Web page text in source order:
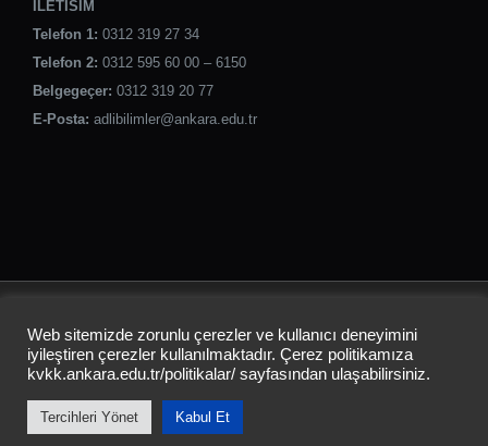
ILETISIM
Telefon 1: 0312 319 27 34
Telefon 2: 0312 595 60 00 – 6150
Belgegeçer: 0312 319 20 77
E-Posta: adlibilimler@ankara.edu.tr
ADLİ BİLİMLER ENSTİTÜSÜ
Instagram
Web sitemizde zorunlu çerezler ve kullanıcı deneyimini
iyileştiren çerezler kullanılmaktadır. Çerez politikamıza
kvkk.ankara.edu.tr/politikalar/ sayfasından ulaşabilirsiniz.
Tercihleri Yönet Kabul Et